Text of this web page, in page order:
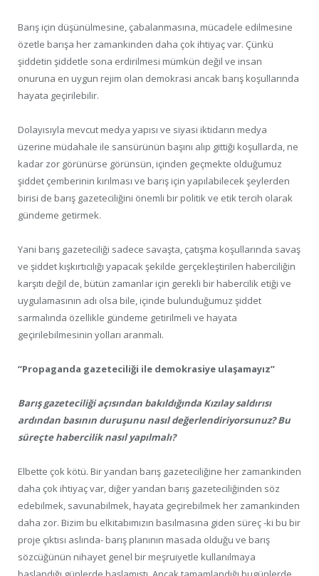
Barış için düşünülmesine, çabalanmasına, mücadele edilmesine
özetle barışa her zamankinden daha çok ihtiyaç var. Çünkü
şiddetin şiddetle sona erdirilmesi mümkün değil ve insan
onuruna en uygun rejim olan demokrasi ancak barış koşullarında
hayata geçirilebilir.
Dolayısıyla mevcut medya yapısı ve siyasi iktidarın medya
üzerine müdahale ile sansürünün başını alıp gittiği koşullarda, ne
kadar zor görünürse görünsün, içinden geçmekte olduğumuz
şiddet çemberinin kırılması ve barış için yapılabilecek şeylerden
birisi de barış gazeteciliğini önemli bir politik ve etik tercih olarak
gündeme getirmek.
Yani barış gazeteciliği sadece savaşta, çatışma koşullarında savaş
ve şiddet kışkırtıcılığı yapacak şekilde gerçekleştirilen haberciliğin
karşıtı değil de, bütün zamanlar için gerekli bir habercilik etiği ve
uygulamasının adı olsa bile, içinde bulunduğumuz şiddet
sarmalında özellikle gündeme getirilmeli ve hayata
geçirilebilmesinin yolları aranmalı.
“Propaganda gazeteciliği ile demokrasiye ulaşamayız”
Barış gazeteciliği açısından bakıldığında Kızılay saldırısı
ardından basının duruşunu nasıl değerlendiriyorsunuz? Bu
süreçte habercilik nasıl yapılmalı?
Elbette çok kötü. Bir yandan barış gazeteciliğine her zamankinden
daha çok ihtiyaç var, diğer yandan barış gazeteciliğinden söz
edebilmek, savunabilmek, hayata geçirebilmek her zamankinden
daha zor. Bizim bu elkitabımızın basılmasına giden süreç -ki bu bir
proje çıktısı aslında- barış planının masada olduğu ve barış
sözcüğünün nihayet genel bir meşruiyetle kullanılmaya